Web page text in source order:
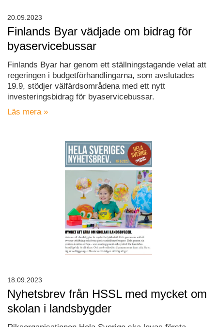
Finlands Byar vädjade om bidrag för
byaservicebussar
Finlands Byar har genom ett ställningstagande velat att
regeringen i budgetförhandlingarna, som avslutades
19.9, stödjer välfärdsområdena med ett nytt
investeringsbidrag för byaservicebussar.
Läs mera »
20.09.2023
Nyhetsbrev från HSSL med mycket om
skolan i landsbygder
18.09.2023